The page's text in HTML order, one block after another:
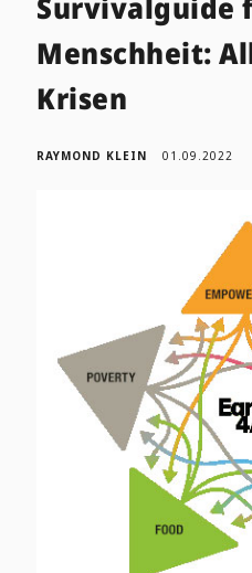
Menschheit:
Krisen
RAYMOND KLEIN 01.09.2022